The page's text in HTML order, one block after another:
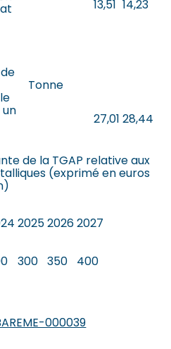
13,51 14,23
Tonne
27,01 28,44
de la TGAP relative aux
(exprimé en euros
202520262027
300 350 400
000039